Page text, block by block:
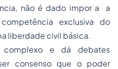
não é dado impor a a
exclusiva do
liberdade civil básica.
e dá debates
consenso que o poder